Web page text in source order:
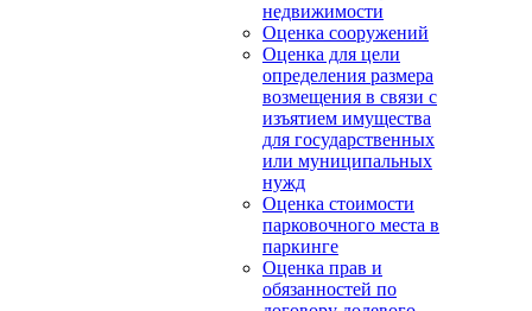
недвижимости
Оценка сооружений
Оценка для цели
определения размера
возмещения в связи с
изъятием имущества
для государственных
или муниципальных
нужд
Оценка стоимости
парковочного места в
паркинге
Оценка прав и
обязанностей по